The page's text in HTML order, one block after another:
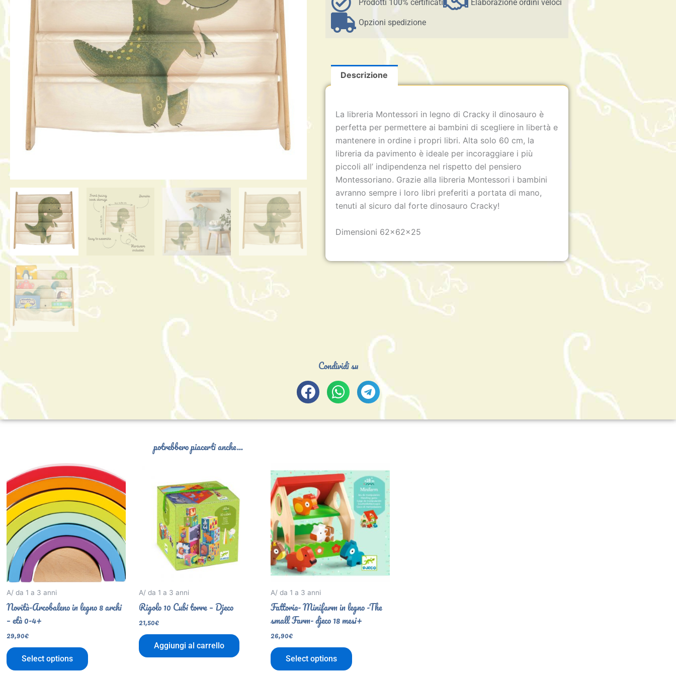
Prodotti 100% certificati Elaborazione ordini veloci
Opzioni spedizione
Descrizione
La libreria Montessori in legno di Cracky il dinosauro è
perfetta per permettere ai bambini di scegliere in libertà e
mantenere in ordine i propri libri. Alta solo 60 cm, la
libreria da pavimento è ideale per incoraggiare i più
piccoli all’ indipendenza nel rispetto del pensiero
Montessoriano. Grazie alla libreria Montessori i bambini
avranno sempre i loro libri preferiti a portata di mano,
tenuti al sicuro dal forte dinosauro Cracky!
Dimensioni 62x62x25
Condividi su
potrebbero piacerti anche...
A/ da 1 a 3 anni
Novità-Arcobaleno in legno 8 archi
– età 0-4+
29,90€
Select options
A/ da 1 a 3 anni
Rigolo 10 Cubi torre – Djeco
21,50€
Aggiungi al carrello
A/ da 1 a 3 anni
Fattoria- Minifarm in legno -The
small Farm- djeco 18 mesi+
26,90€
Select options